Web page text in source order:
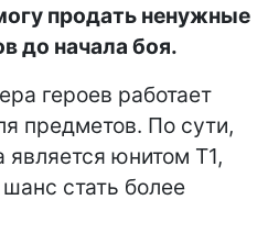
продать ненужные
до начала боя.
героев работает
предметов. По сути,
юнитом T1,
шанс стать более